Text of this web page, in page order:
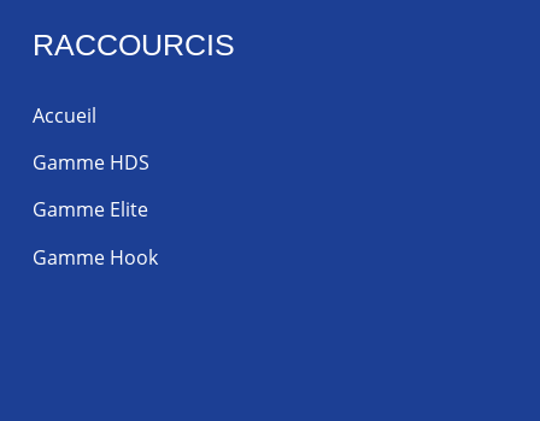
RACCOURCIS
Accueil
Gamme HDS
Gamme Elite
Gamme Hook